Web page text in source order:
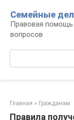
контенту
Семейные
Правовая
вопросов
Главная » Гражданам
Правила